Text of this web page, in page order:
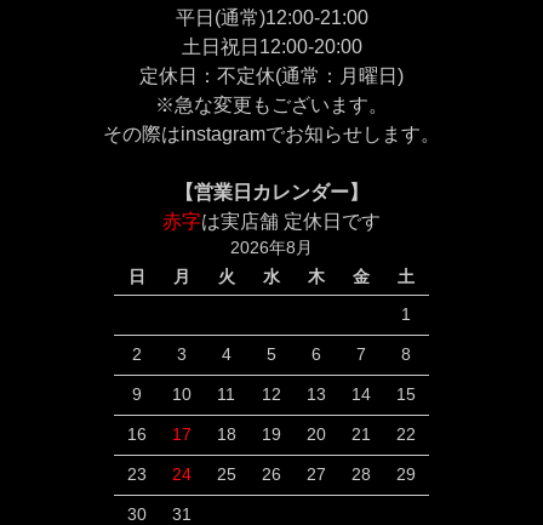
平日(通常)12:00-21:00
土日祝日12:00-20:00
定休日：不定休(通常：月曜日)
※急な変更もございます。
その際はinstagramでお知らせします。
【営業日カレンダー】
赤字は実店舗 定休日です
2026年8月
日
月 火 水 木 金 土
1
2 3 4 5 6 7 8
9 10 11 12 13 14 15
16 17 18 19 20 21 22
23 24 25 26 27 28 29
30 31